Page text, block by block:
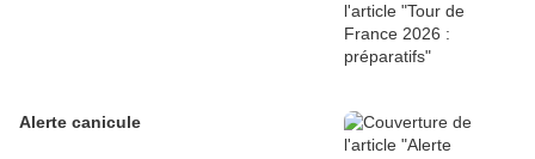
Alerte canicule